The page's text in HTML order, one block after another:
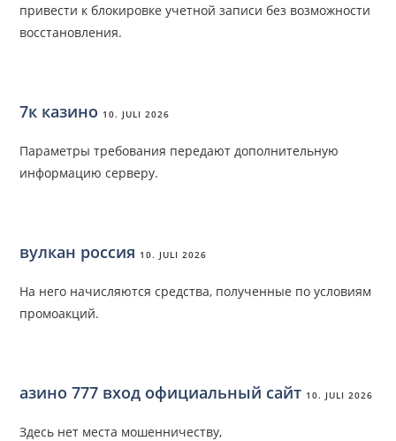
привести к блокировке учетной записи без возможности
восстановления.
7к казино 10. JULI 2026
Параметры требования передают дополнительную
информацию серверу.
вулкан россия 10. JULI 2026
На него начисляются средства, полученные по условиям
промоакций.
азино 777 вход официальный сайт 10. JULI 2026
Здесь нет места мошенничеству,